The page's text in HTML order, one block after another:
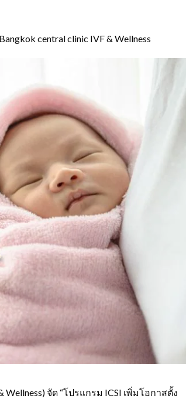
central clinic IVF & Wellness
จัด “โปรแกรม ICSI เพิ่มโอกาสตั้ง